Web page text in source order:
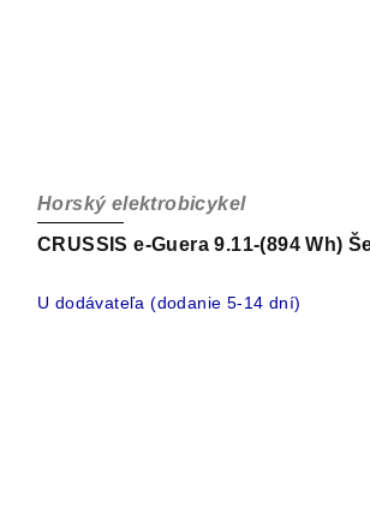
CRUSSIS e-Guera 9.11-(894 Wh)
Horský elektrobicykel
U dodávateľa (dodanie 5-14 dní)